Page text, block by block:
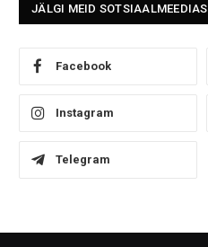
JÄLGI MEID SOTSIAALMEEDIAS
Facebook
Instagram
Telegram